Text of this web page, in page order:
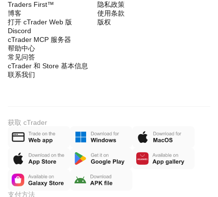
Traders First™
博客
打开 cTrader Web 版
Discord
cTrader MCP 服务器
帮助中心
常见问答
cTrader 和 Store 基本信息
联系我们
隐私政策
使用条款
版权
获取 cTrader
支付方法